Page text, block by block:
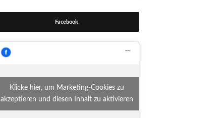
Facebook
Klicke hier, um Marketing-Cookies zu
akzeptieren und diesen Inhalt zu aktivieren